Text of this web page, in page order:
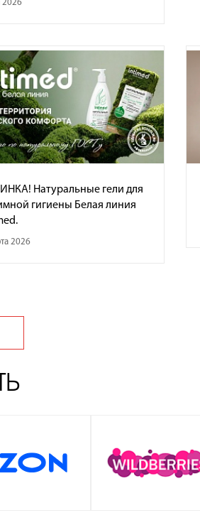
2026
Натуральные гели для
гигиены Белая линия
2026